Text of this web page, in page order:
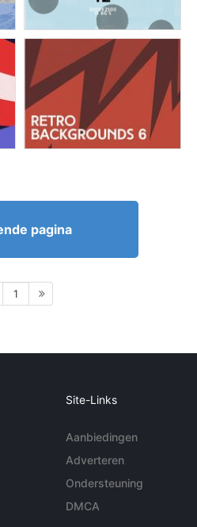
pagina
1
Site-Links
Aanbiedingen
Adverteren
Ondersteuning
DMCA